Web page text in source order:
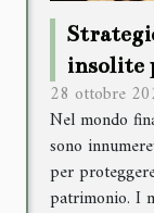
insolite
28 ottobre
Nel mondo
sono
per
patrimonio. I